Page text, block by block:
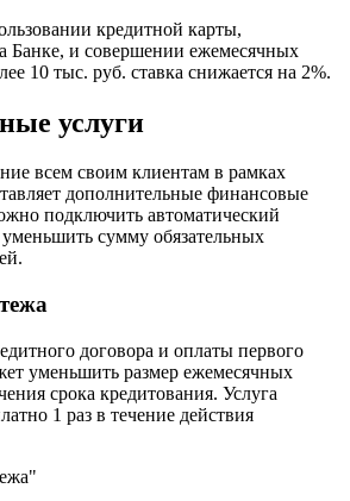
кредитной карты,
Банке, и совершении ежемесячных
10 тыс. руб. ставка снижается на 2%.
услуги
всем своим клиентам в рамках
дополнительные финансовые
подключить автоматический
сумму обязательных
договора и оплаты первого
уменьшить размер ежемесячных
срока кредитования. Услуга
1 раз в течение действия